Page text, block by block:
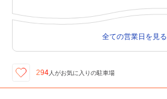
全ての営業日を見る
294 人がお気に入りの駐車場